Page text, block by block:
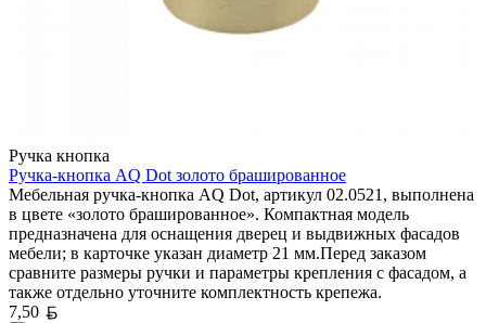
Ручка кнопка
Ручка-кнопка AQ Dot золото брашированное
Мебельная ручка-кнопка AQ Dot, артикул 02.0521, выполнена
в цвете «золото брашированное». Компактная модель
предназначена для оснащения дверец и выдвижных фасадов
мебели; в карточке указан диаметр 21 мм.Перед заказом
сравните размеры ручки и параметры крепления с фасадом, а
также отдельно уточните комплектность крепежа.
7,50